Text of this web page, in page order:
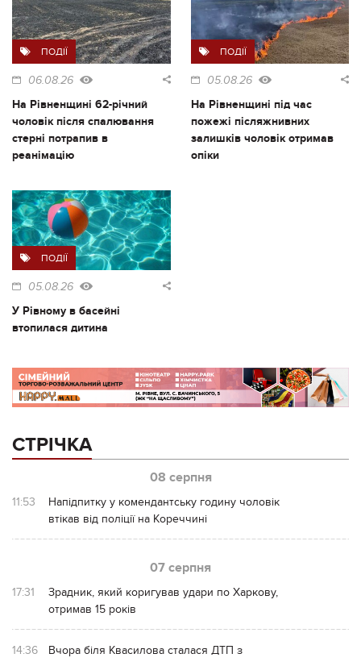
ПОДІЇ
06.08.26
На Рівненщині 62-річний
чоловік після спалювання
стерні потрапив в
реанімацію
ПОДІЇ
05.08.26
На Рівненщині під час
пожежі післяжнивних
залишків чоловік отримав
опіки
ПОДІЇ
05.08.26
У Рівному в басейні
втопилася дитина
СТРІЧКА
08 серпня
11:53
Напідпитку у комендантську годину чоловік
втікав від поліції на Кореччині
07 серпня
17:31
Зрадник, який коригував удари по Харкову,
отримав 15 років
14:36
Вчора біля Квасилова сталася ДТП з